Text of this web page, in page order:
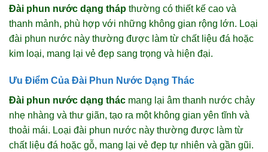
Đài phun nước dạng tháp thường có thiết kế cao và
thanh mảnh, phù hợp với những không gian rộng lớn. Loại
đài phun nước này thường được làm từ chất liệu đá hoặc
kim loại, mang lại vẻ đẹp sang trọng và hiện đại.
Ưu Điểm Của Đài Phun Nước Dạng Thác
Đài phun nước dạng thác mang lại âm thanh nước chảy
nhẹ nhàng và thư giãn, tạo ra một không gian yên tĩnh và
thoải mái. Loại đài phun nước này thường được làm từ
chất liệu đá hoặc gỗ, mang lại vẻ đẹp tự nhiên và gần gũi.